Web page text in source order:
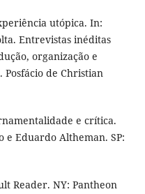
utópica. In:
Entrevistas inéditas
organização e
de Christian
e crítica.
Eduardo Altheman. SP:
Reader. NY: Pantheon